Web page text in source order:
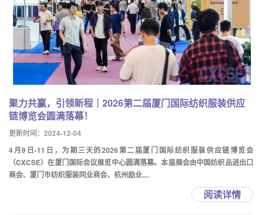
聚力共赢，引领新程｜2026第二届厦门国际纺织服装供应
链博览会圆满落幕！
更新时间：2024-12-04
4月9日-11日，为期三天的2026第二届厦门国际纺织服装供应链博览会
（CXCSE）在厦门国际会议展览中心圆满落幕。本届展会由中国纺织品进出口
商会、厦门市纺织服装同业商会、杭州励业....
阅读详情